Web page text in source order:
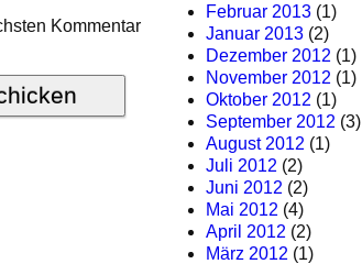
Kommentar
Februar 2013 (1)
Januar 2013 (2)
Dezember 2012 (1)
November 2012 (1)
Oktober 2012 (1)
September 2012 (3)
August 2012 (1)
Juli 2012 (2)
Juni 2012 (2)
Mai 2012 (4)
April 2012 (2)
März 2012 (1)